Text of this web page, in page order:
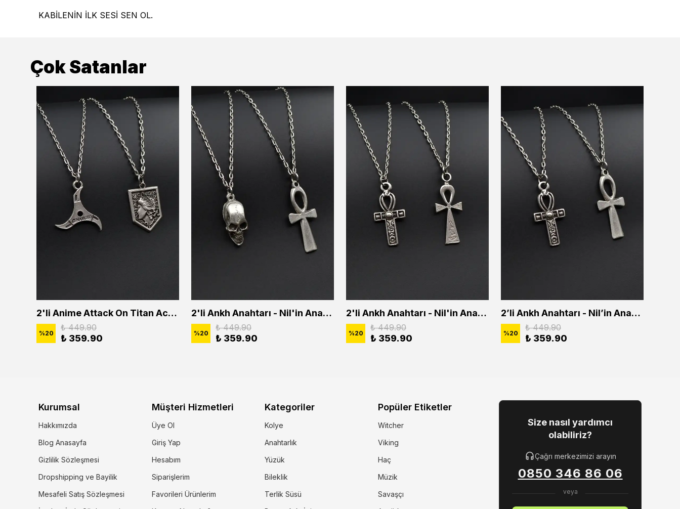
KABİLENİN İLK SESİ SEN OL.
Çok Satanlar
2'li Anime Attack On Titan Acrylic Maria Anime Naruto Erkek Kadın Kolye Seti
%20
₺ 449.90
₺ 359.90
2'li Ankh Anahtarı - Nil'in Anahtarı - Kuru Kafa Erkek Kadın Kolye Seti
%20
₺ 449.90
₺ 359.90
2'li Ankh Anahtarı - Nil'in Anahtarı Erkek Kadın Kolye Seti
%20
₺ 449.90
₺ 359.90
2’li Ankh Anahtarı - Nil’in Anahtarı Erkek Kadın Kolye Seti
%20
₺ 449.90
₺ 359.90
Kurumsal
Hakkımızda
Blog Anasayfa
Gizlilik Sözleşmesi
Dropshipping ve Bayilik
Mesafeli Satış Sözleşmesi
Müşteri Hizmetleri
Üye Ol
Giriş Yap
Hesabım
Siparişlerim
Favorileri Ürünlerim
Kategoriler
Kolye
Anahtarlık
Yüzük
Bileklik
Terlik Süsü
Popüler Etiketler
Witcher
Viking
Haç
Müzik
Savaşçı
Size nasıl yardımcı
olabiliriz?
Çağrı merkezimizi arayın
0850 346 86 06